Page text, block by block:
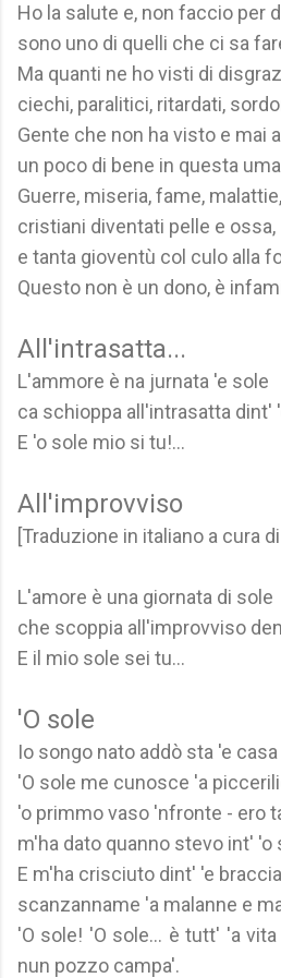
Ho la salute e, non faccio per
sono uno di quelli che ci sa
Ma quanti ne ho visti di
ciechi, paralitici, ritardati,
Gente che non ha visto e mai
un poco di bene in questa
Guerre, miseria, fame, malattie,
cristiani diventati pelle e ossa,
e tanta gioventù col culo alla
Questo non è un dono, è
All'intrasatta...
L'ammore è na jurnata 'e sole
ca schioppa all'intrasatta dint'
E 'o sole mio si tu!...
All'improvviso
[Traduzione in italiano a cura
L'amore è una giornata di sole
che scoppia all'improvviso
E il mio sole sei tu...
'O sole
Io songo nato addò sta 'e
'O sole me cunosce 'a
'o primmo vaso 'nfronte - ero
m'ha dato quanno stevo int' 'o
E m'ha crisciuto dint' 'e
scanzanname 'a malanne e
'O sole! 'O sole... è tutt' 'a
nun pozzo campa'.